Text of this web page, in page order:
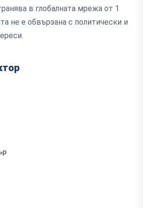
в глобалната мрежа от 1
не е обвързана с политически и